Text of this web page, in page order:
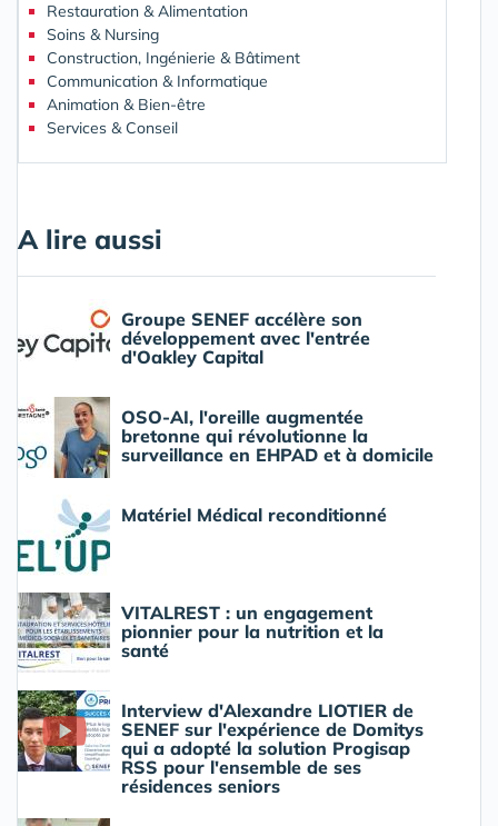
Restauration & Alimentation
Soins & Nursing
Construction, Ingénierie & Bâtiment
Communication & Informatique
Animation & Bien-être
Services & Conseil
A lire aussi
Groupe SENEF accélère son
développement avec l'entrée
d'Oakley Capital
OSO-AI, l'oreille augmentée
bretonne qui révolutionne la
surveillance en EHPAD et à domicile
Matériel Médical reconditionné
VITALREST : un engagement
pionnier pour la nutrition et la
santé
Interview d'Alexandre LIOTIER de
SENEF sur l'expérience de Domitys
qui a adopté la solution Progisap
RSS pour l'ensemble de ses
résidences seniors